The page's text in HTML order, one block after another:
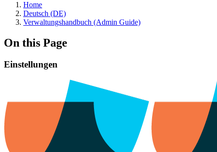
Home
Deutsch (DE)
Verwaltungshandbuch (Admin Guide)
On this Page
Einstellungen